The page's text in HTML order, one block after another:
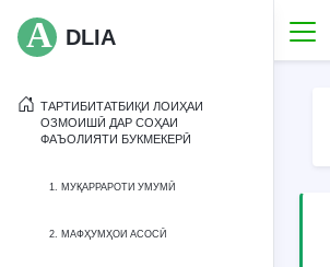
DLIA
ТАРТИБИТАТБИҚИ ЛОИҲАИ
ОЗМОИШӢ ДАР СОҲАИ
ФАЪОЛИЯТИ БУКМЕКЕРӢ
1. МУҚАРРАРОТИ УМУМӢ
2. МАФҲУМҲОИ АСОСӢ